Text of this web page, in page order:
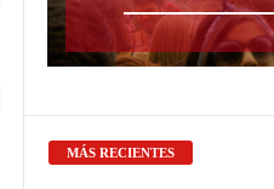
MÁS RECIENTES